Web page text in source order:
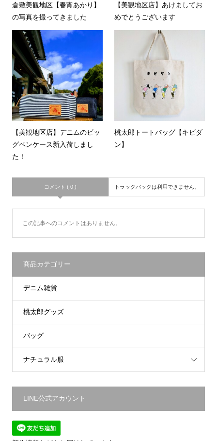
倉敷美観地区【春宵あかり】
の写真を撮ってきました
【美観地区店】あけましてお
めでとうございます
【美観地区店】デニムのビッ
グペンケース新入荷しまし
た！
桃太郎トートバッグ【キビダ
ン】
コメント ( 0 ) トラックバックは利用できません。
この記事へのコメントはありません。
商品カテゴリー
デニム雑貨
桃太郎グッズ
バッグ
ナチュラル服
LINE公式アカウント